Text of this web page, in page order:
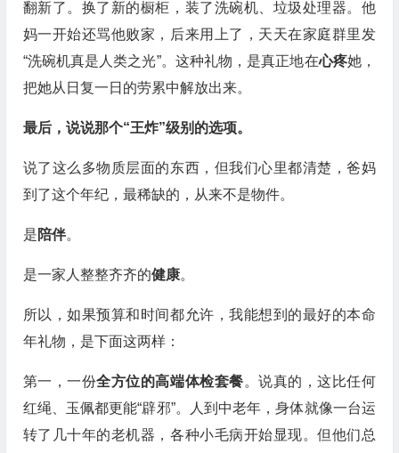
翻新了。换了新的橱柜，装了洗碗机、垃圾处理器。他
妈一开始还骂他败家，后来用上了，天天在家庭群里发
“洗碗机真是人类之光”。这种礼物，是真正地在心疼她，
把她从日复一日的劳累中解放出来。
最后，说说那个“王炸”级别的选项。
说了这么多物质层面的东西，但我们心里都清楚，爸妈
到了这个年纪，最稀缺的，从来不是物件。
是陪伴。
是一家人整整齐齐的健康。
所以，如果预算和时间都允许，我能想到的最好的本命
年礼物，是下面这两样：
第一，一份全方位的高端体检套餐。说真的，这比任何
红绳、玉佩都更能“辟邪”。人到中老年，身体就像一台运
转了几十年的老机器，各种小毛病开始显现。但他们总